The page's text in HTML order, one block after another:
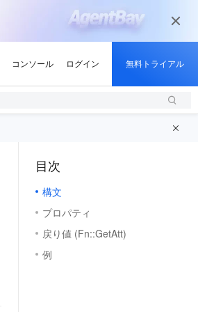
目次
構文
プロパティ
戻り値 (Fn::GetAtt)
例